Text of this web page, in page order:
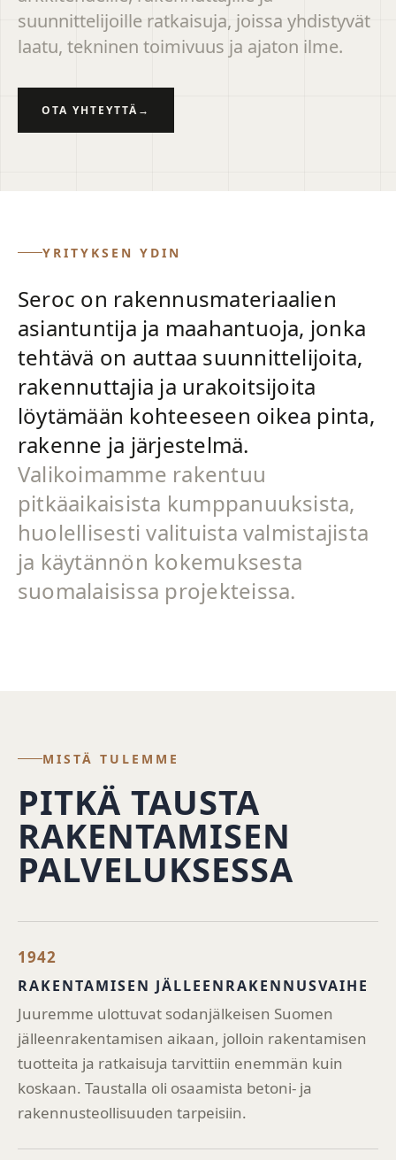
suunnittelijoille ratkaisuja, joissa yhdistyvät
laatu, tekninen toimivuus ja ajaton ilme.
OTA YHTEYTTÄ→
YRITYKSEN YDIN
Seroc on rakennusmateriaalien
asiantuntija ja maahantuoja, jonka
tehtävä on auttaa suunnittelijoita,
rakennuttajia ja urakoitsijoita
löytämään kohteeseen oikea pinta,
rakenne ja järjestelmä.
Valikoimamme rakentuu
pitkäaikaisista kumppanuuksista,
huolellisesti valituista valmistajista
ja käytännön kokemuksesta
suomalaisissa projekteissa.
MISTÄ TULEMME
PITKÄ TAUSTA
RAKENTAMISEN
PALVELUKSESSA
1942
RAKENTAMISEN JÄLLEENRAKENNUSVAIHE
Juuremme ulottuvat sodanjälkeisen Suomen
jälleenrakentamisen aikaan, jolloin rakentamisen
tuotteita ja ratkaisuja tarvittiin enemmän kuin
koskaan. Taustalla oli osaamista betoni- ja
rakennusteollisuuden tarpeisiin.